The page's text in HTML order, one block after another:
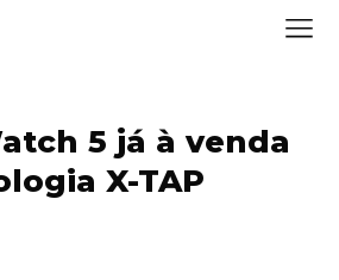
5 já à venda
X-TAP